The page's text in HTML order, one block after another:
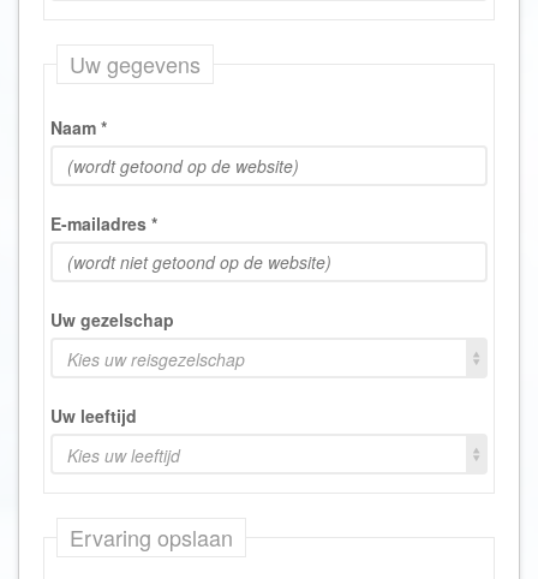
Uw gegevens
Naam *
E-mailadres *
Uw gezelschap
Kies uw reisgezelschap
Uw leeftijd
Kies uw leeftijd
Ervaring opslaan